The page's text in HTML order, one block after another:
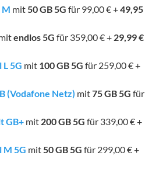
M mit50 GB5G für 99,00 € +49,95
endlos5G für 359,00 € + 29,99 €
L 5G mit 100 GB5G für 259,00 € +
(Vodafone Netz) mit75 GB5G für
GB+ mit 200 GB5G für 339,00 € +
M 5G mit50 GB5G für 299,00 € +